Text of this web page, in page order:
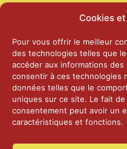
Cookies
Pour vous offrir le meilleur
des technologies telles que
accéder aux informations
consentir à ces technologies
données telles que le
uniques sur ce site. Le fait
consentement peut avoir un
caractéristiques et fonctions.
2026 –
25
2025 –
25
14